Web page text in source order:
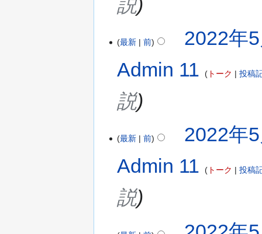
説
最新 前
2022年
Admin 11
トーク 投稿
説
最新 前
2022年
Admin 11
トーク 投稿
説